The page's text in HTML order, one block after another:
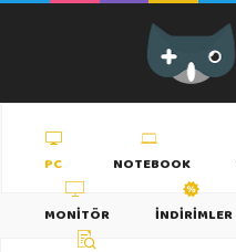
PC NOTEBOOK
MONITÖR
İNDIRIMLER